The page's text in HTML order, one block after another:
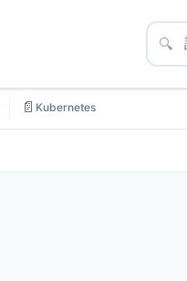
🔍
📄 Kubernetes